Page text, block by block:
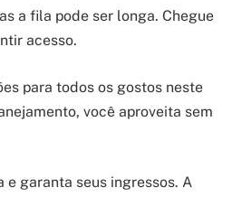
a fila pode ser longa. Chegue
acesso.
para todos os gostos neste
você aproveita sem
e garanta seus ingressos. A